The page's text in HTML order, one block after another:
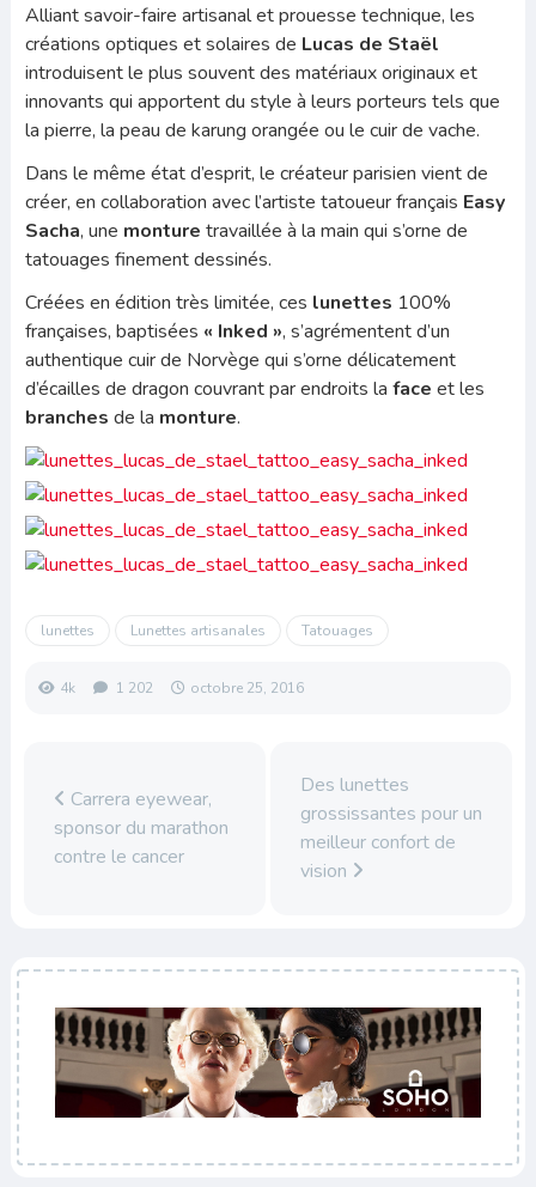
Alliant savoir-faire artisanal et prouesse technique, les
créations optiques et solaires de Lucas de Staël
introduisent le plus souvent des matériaux originaux et
innovants qui apportent du style à leurs porteurs tels que
la pierre, la peau de karung orangée ou le cuir de vache.
Dans le même état d’esprit, le créateur parisien vient de
créer, en collaboration avec l’artiste tatoueur français Easy
Sacha, une monture travaillée à la main qui s’orne de
tatouages finement dessinés.
Créées en édition très limitée, ces lunettes 100%
françaises, baptisées « Inked », s’agrémentent d’un
authentique cuir de Norvège qui s’orne délicatement
d’écailles de dragon couvrant par endroits la face et les
branches de la monture.
lunettes Lunettes artisanales Tatouages
4k 1 202 octobre 25, 2016
Carrera eyewear,
sponsor du marathon
contre le cancer
Des lunettes
grossissantes pour un
meilleur confort de
vision